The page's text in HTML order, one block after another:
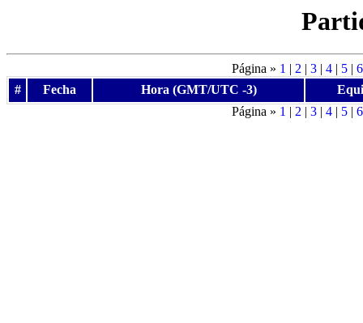
Página » 1 | 2| 3| 4| 5| 6
#
Fecha Hora (GMT/UTC -3)
Página » 1 | 2| 3| 4| 5| 6